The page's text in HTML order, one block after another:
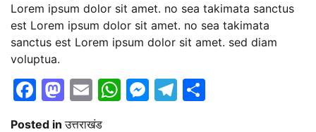
Lorem ipsum dolor sit amet. no sea takimata sanctus
est Lorem ipsum dolor sit amet. no sea takimata
sanctus est Lorem ipsum dolor sit amet. sed diam
voluptua.
Facebook
Mastodon
EmailWhatsApp
Messenger
Telegram
Posted inउत्तराखंड